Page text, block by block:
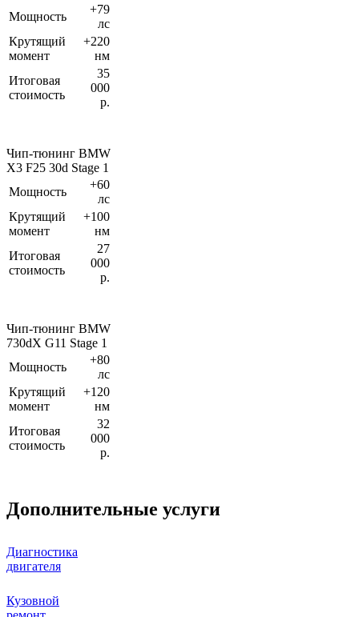
Мощность
+79
лс
Крутящий
момент
+220
нм
Итоговая
стоимость
35
000
р.
Чип-тюнинг BMW
X3 F25 30d Stage 1
Мощность
+60
лс
Крутящий
момент
+100
нм
Итоговая
стоимость
27
000
р.
Чип-тюнинг BMW
730dX G11 Stage 1
Мощность
+80
лс
Крутящий
момент
+120
нм
Итоговая
стоимость
32
000
р.
Дополнительные услуги
Диагностика
двигателя
Кузовной